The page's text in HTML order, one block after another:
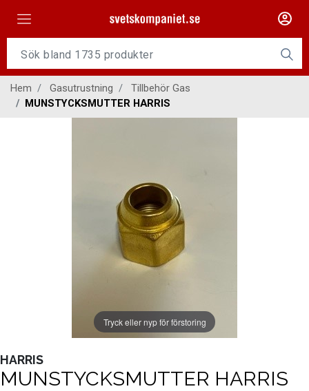
Slangpaket
Hem Gasutrustning
Tillbehör Gas
MUNSTYCKSMUTTER HARRIS
Tryck eller nyp för förstoring
HARRIS
MUNSTYCKSMUTTER HARRIS